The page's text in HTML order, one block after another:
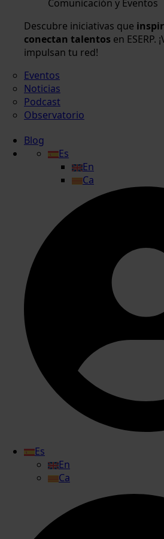
Comunicación y Eventos
Descubre iniciativas que
conectan talentos en ESERP.
impulsan tu red!
Eventos
Noticias
Podcast
Observatorio
Blog
Es
En
Ca
Es
En
Ca